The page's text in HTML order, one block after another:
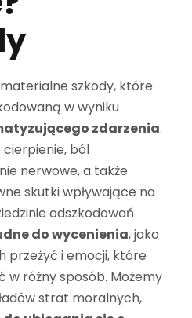
szkody, które
w wyniku
zdarzenia.
ból
nerwowe, a także
skutki wpływające na
odszkodowań
do wycenienia, jako
przeżyć i emocji, które
w różny sposób. Możemy
strat moralnych,